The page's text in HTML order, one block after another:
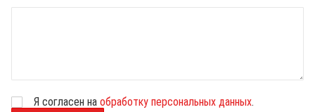
Я согласен на обработку персональных данных.